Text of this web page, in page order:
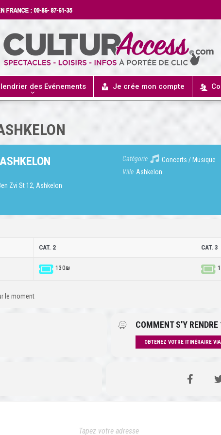
des Evénements Je crée mon compte
Zvi St 12, Ashkelon
Catégorie
Concerts / Musique
Ville Ashkelon
CAT. 2 CAT. 3
130₪
le moment
COMMENT S'Y RENDRE
OBTENEZ VOTRE ITINÉRAIRE